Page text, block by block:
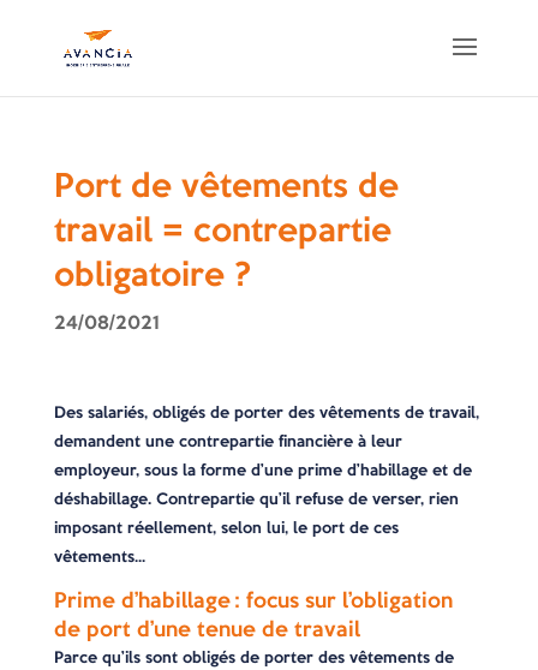
Port de vêtements de
travail = contrepartie
obligatoire ?
24/08/2021
Des salariés, obligés de porter des vêtements de travail,
demandent une contrepartie financière à leur
employeur, sous la forme d’une prime d’habillage et de
déshabillage. Contrepartie qu’il refuse de verser, rien
imposant réellement, selon lui, le port de ces
vêtements…
Prime d’habillage : focus sur l’obligation
de port d’une tenue de travail
Parce qu’ils sont obligés de porter des vêtements de